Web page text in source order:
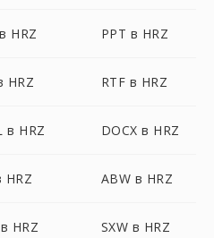
HRZ PPT в HRZ
HRZ RTF в HRZ
в HRZ DOCX в HRZ
HRZ ABW в HRZ
HRZ SXW в HRZ